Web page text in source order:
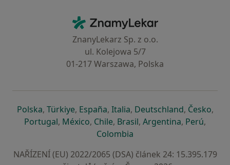
ZnamyLekar - Hlavní stránka
ZnanyLekarz Sp. z o.o.
ul. Kolejowa 5/7
01-217 Warszawa, Polska
Polskase otevře v nové záložce
, Türkiyese otevře v nové záložce
, Españase otevře v nové záložce
, Italiase otevře v nové záložce
, Deutschlandse otevře v
, Českose
,
Portugalse otevře v nové záložce
, Méxicose otevře v nové záložce
, Chilese otevře v nové záložce
, Brasilse otevře v nové
, Argentinase otevře v
, Perúse
,
Colombia
NAŘÍZENÍ (EU) 2022/2065 (DSA) článek 24: 15.395.179